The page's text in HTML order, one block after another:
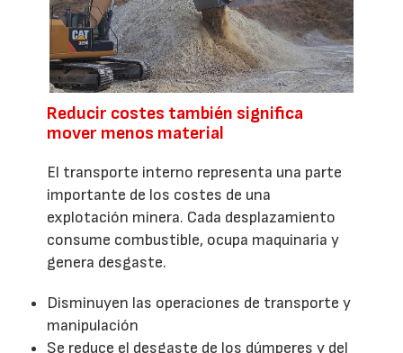
Reducir costes también significa
mover menos material
El transporte interno representa una parte
importante de los costes de una
explotación minera. Cada desplazamiento
consume combustible, ocupa maquinaria y
genera desgaste.
Disminuyen las operaciones de transporte y
manipulación
Se reduce el desgaste de los dúmperes y del